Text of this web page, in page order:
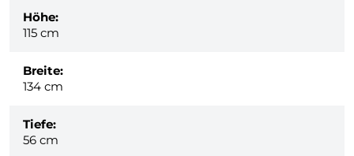
Höhe:
115 cm
Breite:
134 cm
Tiefe:
56 cm